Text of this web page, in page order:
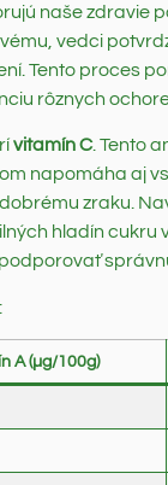
naše zdravie
vedci
Tento proces
rôznych
vitamín C. Tento
napomáha aj
zraku.
hladín cukru v
A (µg/100g)